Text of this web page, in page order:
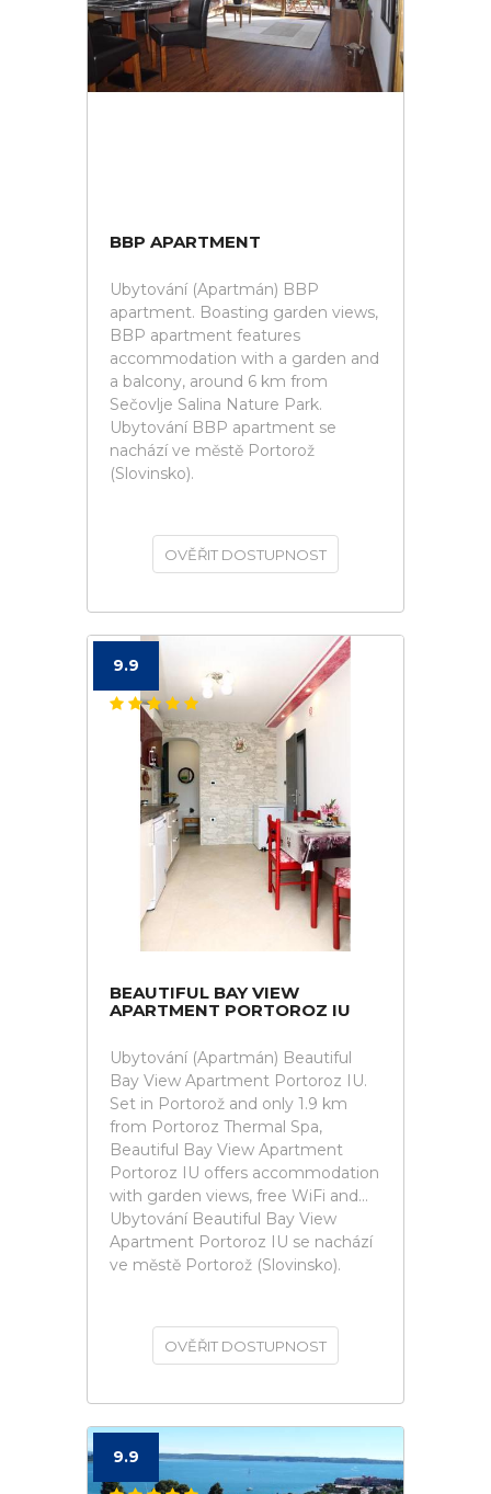
BBP APARTMENT
Ubytování (Apartmán) BBP
apartment. Boasting garden views,
BBP apartment features
accommodation with a garden and
a balcony, around 6 km from
Sečovlje Salina Nature Park.
Ubytování BBP apartment se
nachází ve městě Portorož
(Slovinsko).
OVĚŘIT DOSTUPNOST
9.9
BEAUTIFUL BAY VIEW
APARTMENT PORTOROZ IU
Ubytování (Apartmán) Beautiful
Bay View Apartment Portoroz IU.
Set in Portorož and only 1.9 km
from Portoroz Thermal Spa,
Beautiful Bay View Apartment
Portoroz IU offers accommodation
with garden views, free WiFi and...
Ubytování Beautiful Bay View
Apartment Portoroz IU se nachází
ve městě Portorož (Slovinsko).
OVĚŘIT DOSTUPNOST
9.9